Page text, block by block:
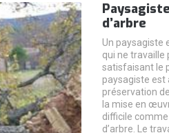
d’arbre
Un paysagiste
qui ne travaille
satisfaisant le
paysagiste est
préservation
la mise en
difficile
d’arbre. Le